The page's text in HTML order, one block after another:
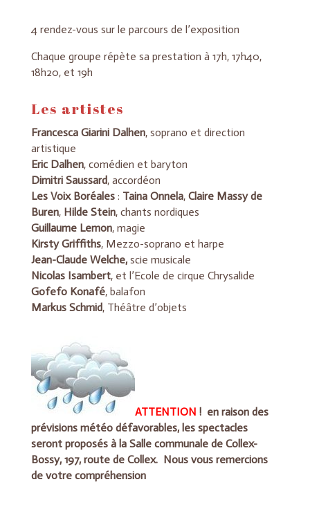
4 rendez-vous sur le parcours de l’exposition
Chaque groupe répète sa prestation à 17h, 17h40,
18h20, et 19h
Les artistes
Francesca Giarini Dalhen, soprano et direction
artistique
Eric Dalhen, comédien et baryton
Dimitri Saussard, accordéon
Les Voix Boréales: Taina Onnela, Claire Massy de
Buren, Hilde Stein, chants nordiques
Guillaume Lemon, magie
Kirsty Griffiths, Mezzo-soprano et harpe
Jean-Claude Welche,scie musicale
Nicolas Isambert, et l’Ecole de cirque Chrysalide
Gofefo Konafé, balafon
Markus Schmid, Théâtre d’objets
ATTENTION ! en raison des
prévisions météo défavorables, les spectacles
seront proposés à la Salle communale de Collex-
Bossy, 197, route de Collex. Nous vous remercions
de votre compréhension